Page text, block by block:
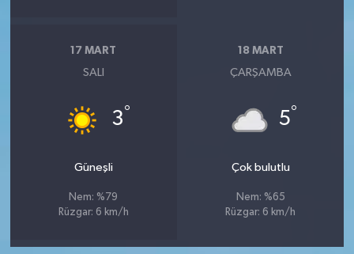
17 MART
SALI
3°
Güneşli
Nem: %79
Rüzgar: 6 km/h
18 MART
ÇARŞAMBA
5°
Çok bulutlu
Nem: %65
Rüzgar: 6 km/h